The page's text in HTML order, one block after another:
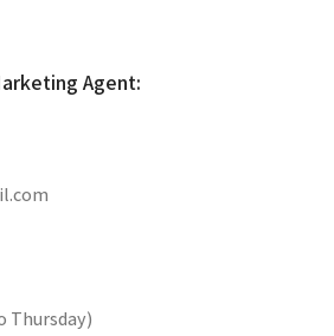
Agent:
Thursday)